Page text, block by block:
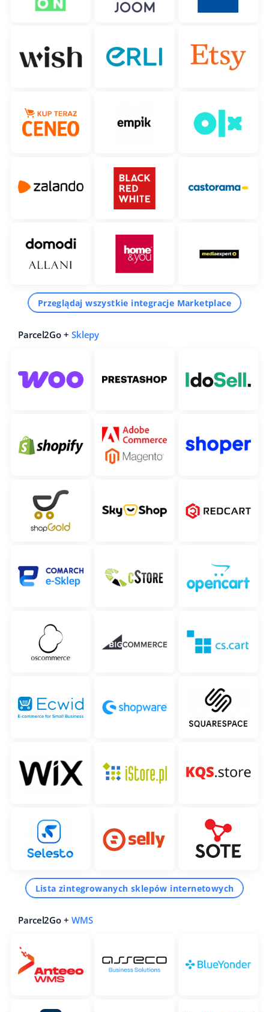
Przeglądaj wszystkie integracje Marketplace
Parcel2Go + Sklepy
Lista zintegrowanych sklepów internetowych
Parcel2Go + WMS